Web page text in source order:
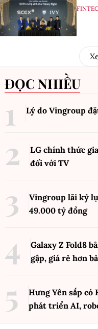
ĐỌC NHIỀU
Lý do Vingroup
LG chính thức
đối với TV
Vingroup lãi kỷ
49.000 tỷ đồng
Galaxy Z Fold8
gập, giá rẻ hơn
Hưng Yên sắp có
phát triển AI,